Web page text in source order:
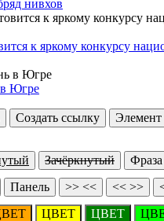
нивхов
к яркому конкурсу
Югре
Создать ссылку Элемент
Зачёркнутый
Фраза
Панель >> << << >>
ЦВЕТ ЦВЕТ